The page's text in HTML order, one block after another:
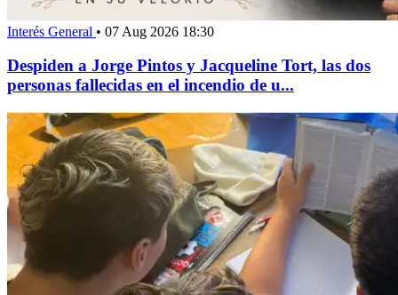
Interés General • 07 Aug 2026 18:30
Despiden a Jorge Pintos y Jacqueline Tort, las dos
personas fallecidas en el incendio de u...